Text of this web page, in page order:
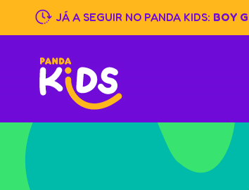
content
JÁ A SEGUIR NO PANDA KIDS: BOY